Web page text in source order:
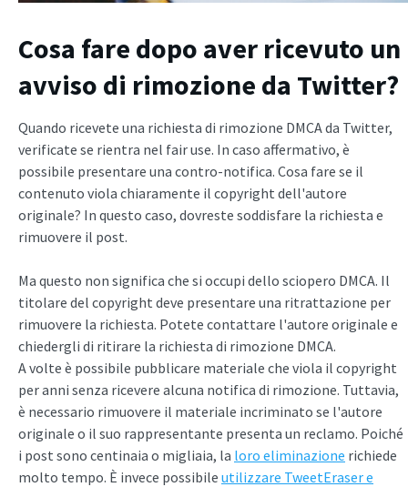
Cosa fare dopo aver ricevuto un
avviso di rimozione da Twitter?
Quando ricevete una richiesta di rimozione DMCA da Twitter,
verificate se rientra nel fair use. In caso affermativo, è
possibile presentare una contro-notifica. Cosa fare se il
contenuto viola chiaramente il copyright dell'autore
originale? In questo caso, dovreste soddisfare la richiesta e
rimuovere il post.
Ma questo non significa che si occupi dello sciopero DMCA. Il
titolare del copyright deve presentare una ritrattazione per
rimuovere la richiesta. Potete contattare l'autore originale e
chiedergli di ritirare la richiesta di rimozione DMCA.
A volte è possibile pubblicare materiale che viola il copyright
per anni senza ricevere alcuna notifica di rimozione. Tuttavia,
è necessario rimuovere il materiale incriminato se l'autore
originale o il suo rappresentante presenta un reclamo. Poiché
i post sono centinaia o migliaia, la loro eliminazione richiede
molto tempo. È invece possibile utilizzare TweetEraser e